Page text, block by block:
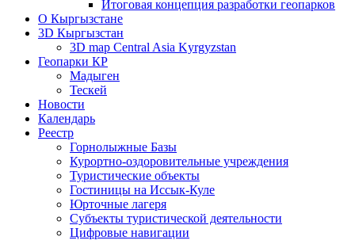
Итоговая концепция разработки геопарков
О Кыргызстане
3D Кыргызстан
3D map Central Asia Kyrgyzstan
Геопарки КР
Мадыген
Тескей
Новости
Календарь
Реестр
Горнолыжные Базы
Курортно-оздоровительные учреждения
Туристические объекты
Гостиницы на Иссык-Куле
Юрточные лагеря
Cубъекты туристической деятельности
Цифровые навигации